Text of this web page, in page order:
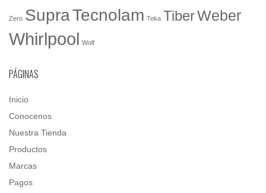
Zero SupraTecnolam Teka TiberWeber
Whirlpool Wolf
PÁGINAS
Inicio
Conocenos
Nuestra Tienda
Productos
Marcas
Pagos